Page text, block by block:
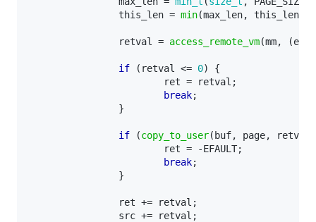
this_len = min(max_len, this_len
retval = access_remote_vm(mm, (
if ( retval <= 0)
{
ret = retval ;
break;
}
if (copy_to_user( buf, page, retval
ret = -EFAULT;
break;
}
ret += retval ;
src += retval ;